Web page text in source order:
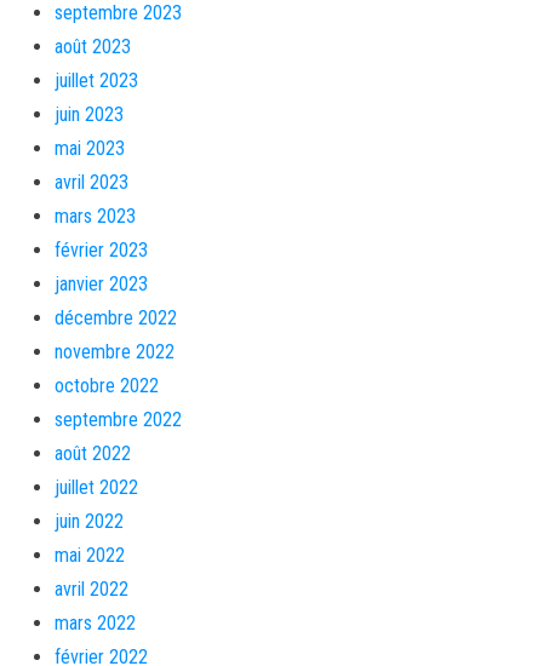
septembre 2023
août 2023
juillet 2023
juin 2023
mai 2023
avril 2023
mars 2023
février 2023
janvier 2023
décembre 2022
novembre 2022
octobre 2022
septembre 2022
août 2022
juillet 2022
juin 2022
mai 2022
avril 2022
mars 2022
février 2022